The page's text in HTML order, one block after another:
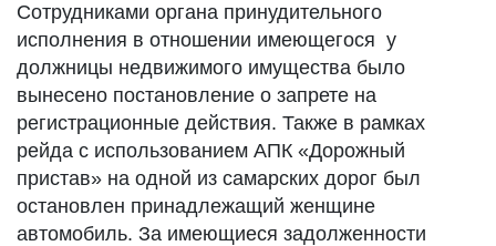
Сотрудниками органа принудительного
исполнения в отношении имеющегося у
должницы недвижимого имущества было
вынесено постановление о запрете на
регистрационные действия. Также в рамках
рейда с использованием АПК «Дорожный
пристав» на одной из самарских дорог был
остановлен принадлежащий женщине
автомобиль. За имеющиеся задолженности